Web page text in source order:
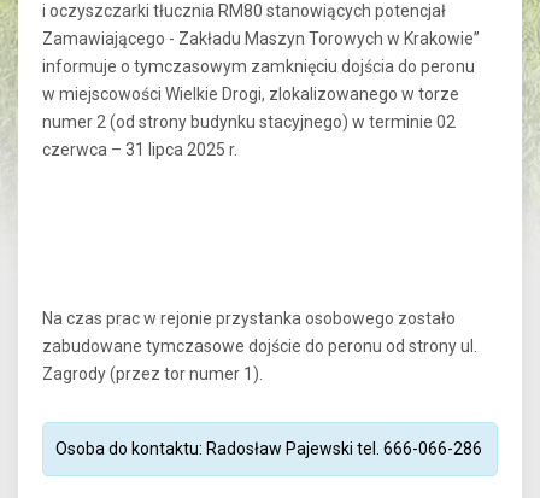
i oczyszczarki tłucznia RM80 stanowiących potencjał
Zamawiającego - Zakładu Maszyn Torowych w Krakowie”
informuje o tymczasowym zamknięciu dojścia do peronu
w miejscowości Wielkie Drogi, zlokalizowanego w torze
numer 2 (od strony budynku stacyjnego) w terminie 02
czerwca – 31 lipca 2025 r.
Na czas prac w rejonie przystanka osobowego zostało
zabudowane tymczasowe dojście do peronu od strony ul.
Zagrody (przez tor numer 1).
Osoba do kontaktu: Radosław Pajewski tel. 666-066-286